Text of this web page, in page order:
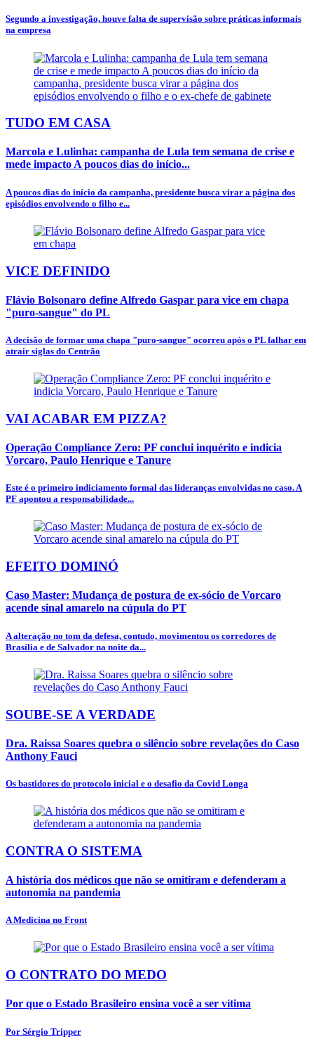
Segundo a investigação, houve falta de supervisão sobre práticas informais
na empresa
TUDO EM CASA
Marcola e Lulinha: campanha de Lula tem semana de crise e
mede impacto A poucos dias do início...
A poucos dias do início da campanha, presidente busca virar a página dos
episódios envolvendo o filho e...
VICE DEFINIDO
Flávio Bolsonaro define Alfredo Gaspar para vice em chapa
"puro-sangue" do PL
A decisão de formar uma chapa "puro-sangue" ocorreu após o PL falhar em
atrair siglas do Centrão
VAI ACABAR EM PIZZA?
Operação Compliance Zero: PF conclui inquérito e indicia
Vorcaro, Paulo Henrique e Tanure
Este é o primeiro indiciamento formal das lideranças envolvidas no caso. A
PF apontou a responsabilidade...
EFEITO DOMINÓ
Caso Master: Mudança de postura de ex-sócio de Vorcaro
acende sinal amarelo na cúpula do PT
A alteração no tom da defesa, contudo, movimentou os corredores de
Brasília e de Salvador na noite da...
SOUBE-SE A VERDADE
Dra. Raissa Soares quebra o silêncio sobre revelações do Caso
Anthony Fauci
Os bastidores do protocolo inicial e o desafio da Covid Longa
CONTRA O SISTEMA
A história dos médicos que não se omitiram e defenderam a
autonomia na pandemia
A Medicina no Front
O CONTRATO DO MEDO
Por que o Estado Brasileiro ensina você a ser vítima
Por Sérgio Tripper